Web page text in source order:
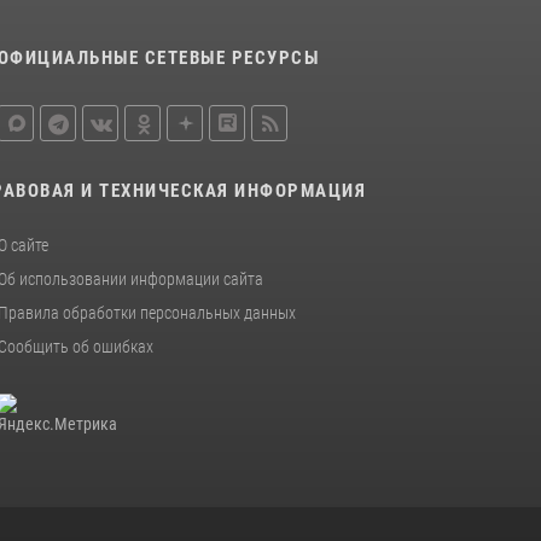
Семья, верность долгу: история
росгвардейцев Печенкиных
футбольного матча
03 августа 2026, 16:40
СЕТЕВЫЕ РЕСУРСЫ
И ТЕХНИЧЕСКАЯ ИНФОРМАЦИЯ
О сайте
Об использовании информации сайта
Правила обработки персональных данных
Сообщить об ошибках